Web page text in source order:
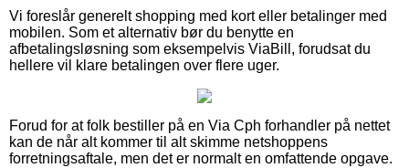
Vi foreslår generelt shopping med kort eller betalinger med
mobilen. Som et alternativ bør du benytte en
afbetalingsløsning som eksempelvis ViaBill, forudsat du
hellere vil klare betalingen over flere uger.
Forud for at folk bestiller på en Via Cph forhandler på nettet
kan de når alt kommer til alt skimme netshoppens
forretningsaftale, men det er normalt en omfattende opgave.